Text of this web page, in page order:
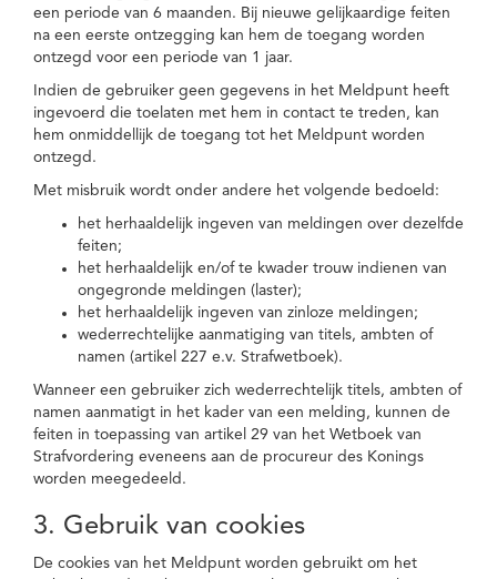
een periode van 6 maanden. Bij nieuwe gelijkaardige feiten
na een eerste ontzegging kan hem de toegang worden
ontzegd voor een periode van 1 jaar.
Indien de gebruiker geen gegevens in het Meldpunt heeft
ingevoerd die toelaten met hem in contact te treden, kan
hem onmiddellijk de toegang tot het Meldpunt worden
ontzegd.
Met misbruik wordt onder andere het volgende bedoeld:
het herhaaldelijk ingeven van meldingen over dezelfde
feiten;
het herhaaldelijk en/of te kwader trouw indienen van
ongegronde meldingen (laster);
het herhaaldelijk ingeven van zinloze meldingen;
wederrechtelijke aanmatiging van titels, ambten of
namen (artikel 227 e.v. Strafwetboek).
Wanneer een gebruiker zich wederrechtelijk titels, ambten of
namen aanmatigt in het kader van een melding, kunnen de
feiten in toepassing van artikel 29 van het Wetboek van
Strafvordering eveneens aan de procureur des Konings
worden meegedeeld.
3. Gebruik van cookies
De cookies van het Meldpunt worden gebruikt om het